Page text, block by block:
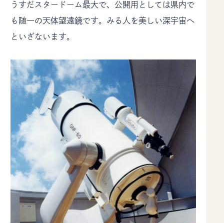
うすだスタードーム最大で、公開用としては県内で
も随一の天体望遠鏡です。みる人を美しい深宇宙へ
といざないます。